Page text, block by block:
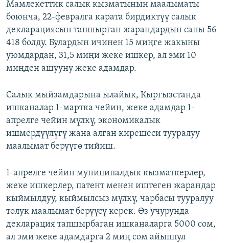
Мамлекеттик салык кызматынын маалыматы
боюнча, 22-февралга карата бирдиктүү салык
декларациясын тапшырган жарандардын саны 56
418 болду. Булардын ичинен 15 миңге жакыны
уюмдардан, 31,5 миңи жеке ишкер, ал эми 10
миңден ашууну жеке адамдар.
Салык мыйзамдарына ылайык, Кыргызстанда
ишканалар 1-мартка чейин, жеке адамдар 1-
апрелге чейин мүлкү, экономикалык
ишмердүүлүгү жана алган кирешеси тууралуу
маалымат берүүгө тийиш.
1-апрелге чейин муниципалдык кызматкерлер,
жеке ишкерлер, патент менен иштеген жарандар
кыймылдуу, кыймылсыз мүлкү, чарбасы тууралуу
толук маалымат берүүсү керек. Өз учурунда
декларация тапшырбаган ишканаларга 5000 сом,
ал эми жеке адамдарга 2 миң сом айыппул